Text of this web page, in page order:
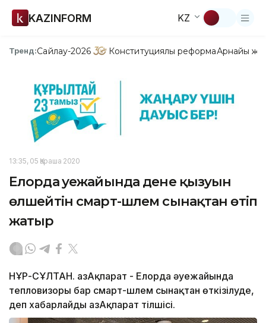
KAZINFORM KZ
Тренд:Сайлау-2026 Конституциялық реформаАрнайы
13:35, 05 Қараша 2020
Елорда әуежайында дене қызуын
өлшейтін смарт-шлем сынақтан өтіп
жатыр
НҰР-СҰЛТАН. ҚазАқпарат - Елорда әуежайында
тепловизоры бар смарт-шлем сынақтан өткізілуде,
деп хабарлайды ҚазАқпарат тілшісі.